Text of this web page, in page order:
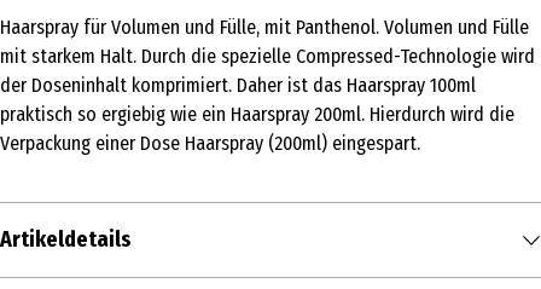
Haarspray für Volumen und Fülle, mit Panthenol. Volumen und Fülle
mit starkem Halt. Durch die spezielle Compressed-Technologie wird
der Doseninhalt komprimiert. Daher ist das Haarspray 100ml
praktisch so ergiebig wie ein Haarspray 200ml. Hierdurch wird die
Verpackung einer Dose Haarspray (200ml) eingespart.
Artikeldetails